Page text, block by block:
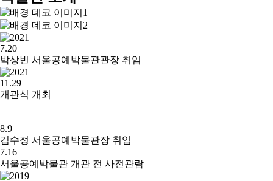
7.20
박상빈 서울공예박물관관장 취임
11.29
개관식 개최
8.9
김수정 서울공예박물관장 취임
7.16
서울공예박물관 개관 전 사전관람